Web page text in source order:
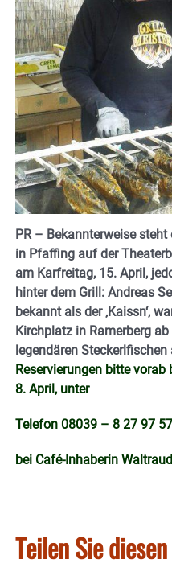
PR – Bekannterweise steht
in Pfaffing auf der
am Karfreitag, 15. April,
hinter dem Grill: Andreas
bekannt als der ‚Kaissn‘,
Kirchplatz in Ramerberg
legendären Steckerlfischen
Reservierungen bitte
8. April, unter
Telefon 08039 – 8 27 97 57
bei Café-Inhaberin
Teilen Sie